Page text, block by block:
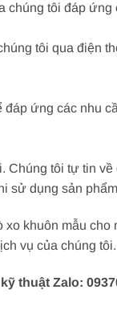
chúng tôi đáp
tôi qua điện
ứng các nhu
tôi tự tin
sử dụng sản
khuôn mẫu
vụ của chúng tôi.
thuật Zalo: